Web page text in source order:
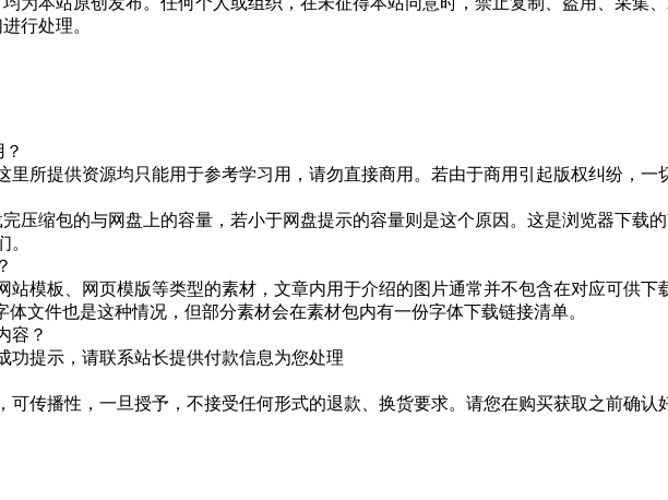
行处理。
所提供资源均只能用于参考学习用，请勿直接商用。若由于商用引起版权纠纷，一
压缩包的与网盘上的容量，若小于网盘提示的容量则是这个原因。这是浏览器下载
。
站模板、网页模版等类型的素材，文章内用于介绍的图片通常并不包含在对应可供
文件也是这种情况，但部分素材会在素材包内有一份字体下载链接清单。
容？
功提示，请联系站长提供付款信息为您处理
可传播性，一旦授予，不接受任何形式的退款、换货要求。请您在购买获取之前确认